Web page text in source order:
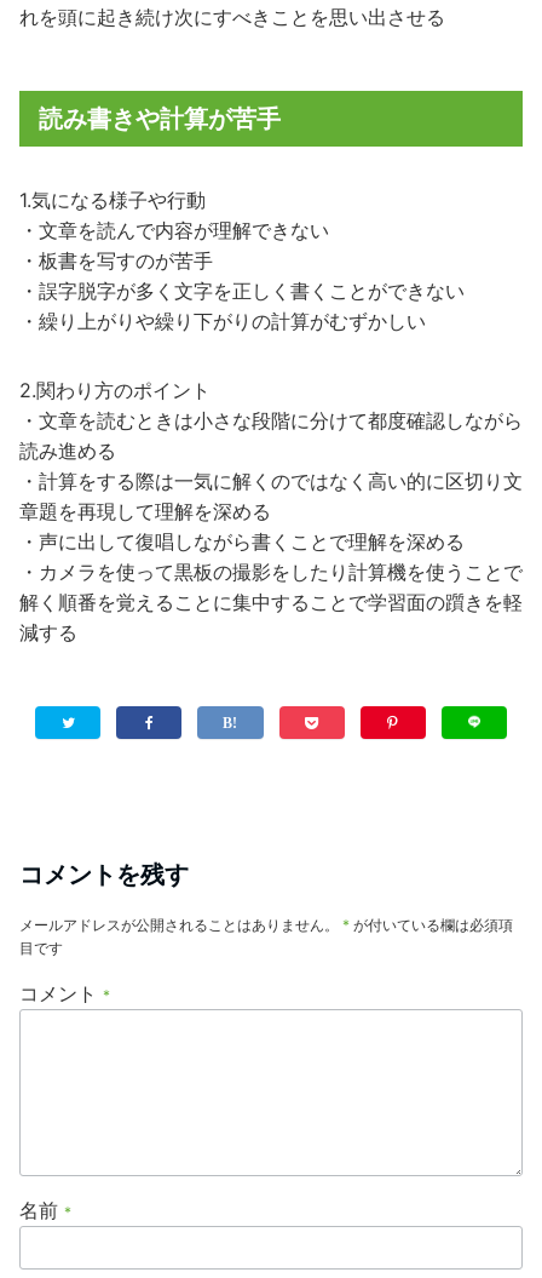
れを頭に起き続け次にすべきことを思い出させる
読み書きや計算が苦手
1.気になる様子や行動
・文章を読んで内容が理解できない
・板書を写すのが苦手
・誤字脱字が多く文字を正しく書くことができない
・繰り上がりや繰り下がりの計算がむずかしい
2.関わり方のポイント
・文章を読むときは小さな段階に分けて都度確認しながら
読み進める
・計算をする際は一気に解くのではなく高い的に区切り文
章題を再現して理解を深める
・声に出して復唱しながら書くことで理解を深める
・カメラを使って黒板の撮影をしたり計算機を使うことで
解く順番を覚えることに集中することで学習面の躓きを軽
減する
コメントを残す
メールアドレスが公開されることはありません。 * が付いている欄は必須項
目です
コメント *
名前 *